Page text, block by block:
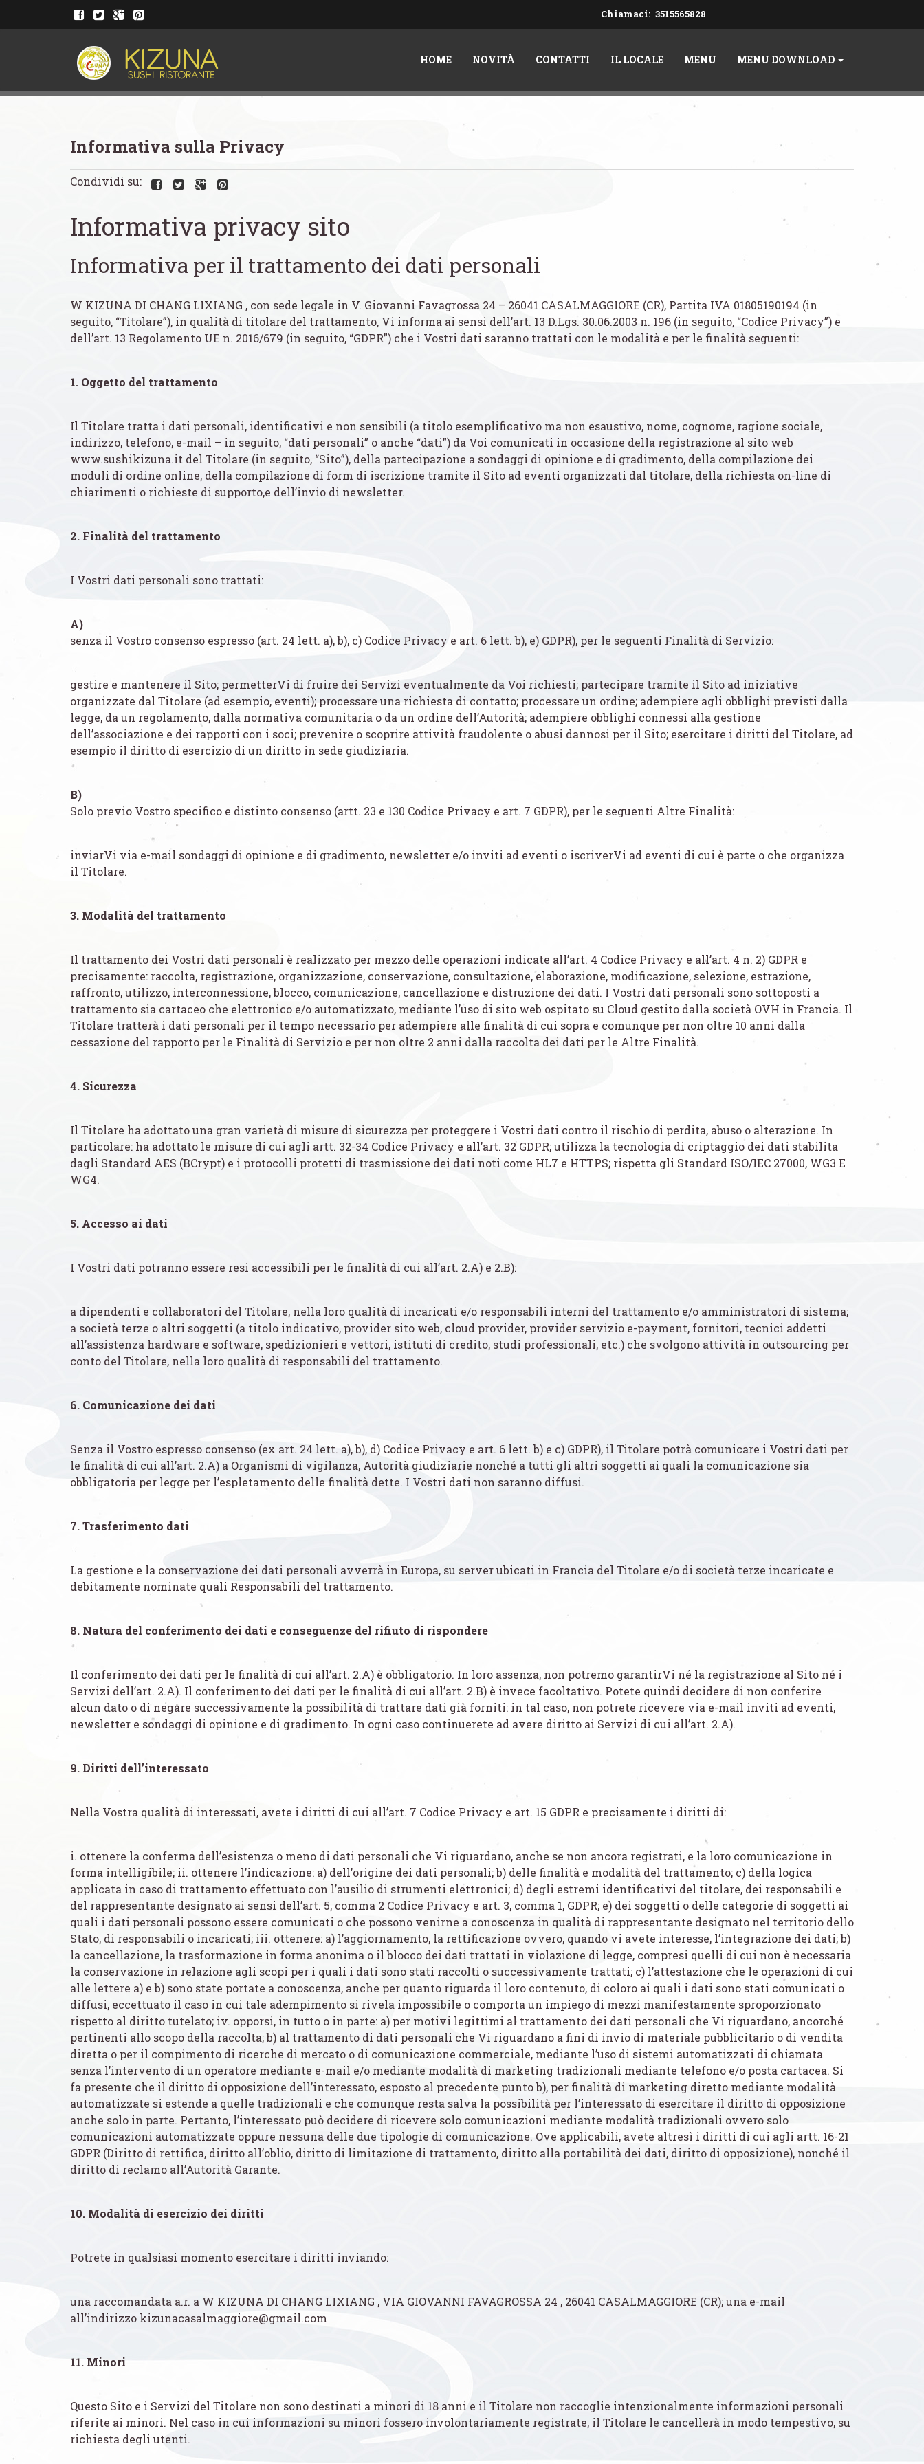
Chiamaci: 3515565828
HOME NOVITÀ CONTATTI IL LOCALE MENU MENU DOWNLOAD
Informativa sulla Privacy
Condividi su:
Informativa privacy sito
Informativa per il trattamento dei dati personali
W KIZUNA DI CHANG LIXIANG , con sede legale in V. Giovanni Favagrossa 24 – 26041 CASALMAGGIORE (CR), Partita IVA 01805190194 (in
seguito, “Titolare”), in qualità di titolare del trattamento, Vi informa ai sensi dell’art. 13 D.Lgs. 30.06.2003 n. 196 (in seguito, “Codice Privacy”) e
dell’art. 13 Regolamento UE n. 2016/679 (in seguito, “GDPR”) che i Vostri dati saranno trattati con le modalità e per le finalità seguenti:
1. Oggetto del trattamento
Il Titolare tratta i dati personali, identificativi e non sensibili (a titolo esemplificativo ma non esaustivo, nome, cognome, ragione sociale,
indirizzo, telefono, e-mail – in seguito, “dati personali” o anche “dati”) da Voi comunicati in occasione della registrazione al sito web
www.sushikizuna.it del Titolare (in seguito, “Sito”), della partecipazione a sondaggi di opinione e di gradimento, della compilazione dei
moduli di ordine online, della compilazione di form di iscrizione tramite il Sito ad eventi organizzati dal titolare, della richiesta on-line di
chiarimenti o richieste di supporto,e dell’invio di newsletter.
2. Finalità del trattamento
I Vostri dati personali sono trattati:
A)
senza il Vostro consenso espresso (art. 24 lett. a), b), c) Codice Privacy e art. 6 lett. b), e) GDPR), per le seguenti Finalità di Servizio:
gestire e mantenere il Sito; permetterVi di fruire dei Servizi eventualmente da Voi richiesti; partecipare tramite il Sito ad iniziative
organizzate dal Titolare (ad esempio, eventi); processare una richiesta di contatto; processare un ordine; adempiere agli obblighi previsti dalla
legge, da un regolamento, dalla normativa comunitaria o da un ordine dell’Autorità; adempiere obblighi connessi alla gestione
dell’associazione e dei rapporti con i soci; prevenire o scoprire attività fraudolente o abusi dannosi per il Sito; esercitare i diritti del Titolare, ad
esempio il diritto di esercizio di un diritto in sede giudiziaria.
B)
Solo previo Vostro specifico e distinto consenso (artt. 23 e 130 Codice Privacy e art. 7 GDPR), per le seguenti Altre Finalità:
inviarVi via e-mail sondaggi di opinione e di gradimento, newsletter e/o inviti ad eventi o iscriverVi ad eventi di cui è parte o che organizza
il Titolare.
3. Modalità del trattamento
Il trattamento dei Vostri dati personali è realizzato per mezzo delle operazioni indicate all’art. 4 Codice Privacy e all’art. 4 n. 2) GDPR e
precisamente: raccolta, registrazione, organizzazione, conservazione, consultazione, elaborazione, modificazione, selezione, estrazione,
raffronto, utilizzo, interconnessione, blocco, comunicazione, cancellazione e distruzione dei dati. I Vostri dati personali sono sottoposti a
trattamento sia cartaceo che elettronico e/o automatizzato, mediante l’uso di sito web ospitato su Cloud gestito dalla società OVH in Francia. Il
Titolare tratterà i dati personali per il tempo necessario per adempiere alle finalità di cui sopra e comunque per non oltre 10 anni dalla
cessazione del rapporto per le Finalità di Servizio e per non oltre 2 anni dalla raccolta dei dati per le Altre Finalità.
4. Sicurezza
Il Titolare ha adottato una gran varietà di misure di sicurezza per proteggere i Vostri dati contro il rischio di perdita, abuso o alterazione. In
particolare: ha adottato le misure di cui agli artt. 32-34 Codice Privacy e all’art. 32 GDPR; utilizza la tecnologia di criptaggio dei dati stabilita
dagli Standard AES (BCrypt) e i protocolli protetti di trasmissione dei dati noti come HL7 e HTTPS; rispetta gli Standard ISO/IEC 27000, WG3 E
WG4.
5. Accesso ai dati
I Vostri dati potranno essere resi accessibili per le finalità di cui all’art. 2.A) e 2.B):
a dipendenti e collaboratori del Titolare, nella loro qualità di incaricati e/o responsabili interni del trattamento e/o amministratori di sistema;
a società terze o altri soggetti (a titolo indicativo, provider sito web, cloud provider, provider servizio e-payment, fornitori, tecnici addetti
all’assistenza hardware e software, spedizionieri e vettori, istituti di credito, studi professionali, etc.) che svolgono attività in outsourcing per
conto del Titolare, nella loro qualità di responsabili del trattamento.
6. Comunicazione dei dati
Senza il Vostro espresso consenso (ex art. 24 lett. a), b), d) Codice Privacy e art. 6 lett. b) e c) GDPR), il Titolare potrà comunicare i Vostri dati per
le finalità di cui all’art. 2.A) a Organismi di vigilanza, Autorità giudiziarie nonché a tutti gli altri soggetti ai quali la comunicazione sia
obbligatoria per legge per l’espletamento delle finalità dette. I Vostri dati non saranno diffusi.
7. Trasferimento dati
La gestione e la conservazione dei dati personali avverrà in Europa, su server ubicati in Francia del Titolare e/o di società terze incaricate e
debitamente nominate quali Responsabili del trattamento.
8. Natura del conferimento dei dati e conseguenze del rifiuto di rispondere
Il conferimento dei dati per le finalità di cui all’art. 2.A) è obbligatorio. In loro assenza, non potremo garantirVi né la registrazione al Sito né i
Servizi dell’art. 2.A). Il conferimento dei dati per le finalità di cui all’art. 2.B) è invece facoltativo. Potete quindi decidere di non conferire
alcun dato o di negare successivamente la possibilità di trattare dati già forniti: in tal caso, non potrete ricevere via e-mail inviti ad eventi,
newsletter e sondaggi di opinione e di gradimento. In ogni caso continuerete ad avere diritto ai Servizi di cui all’art. 2.A).
9. Diritti dell’interessato
Nella Vostra qualità di interessati, avete i diritti di cui all’art. 7 Codice Privacy e art. 15 GDPR e precisamente i diritti di:
i. ottenere la conferma dell’esistenza o meno di dati personali che Vi riguardano, anche se non ancora registrati, e la loro comunicazione in
forma intelligibile; ii. ottenere l’indicazione: a) dell’origine dei dati personali; b) delle finalità e modalità del trattamento; c) della logica
applicata in caso di trattamento effettuato con l’ausilio di strumenti elettronici; d) degli estremi identificativi del titolare, dei responsabili e
del rappresentante designato ai sensi dell’art. 5, comma 2 Codice Privacy e art. 3, comma 1, GDPR; e) dei soggetti o delle categorie di soggetti ai
quali i dati personali possono essere comunicati o che possono venirne a conoscenza in qualità di rappresentante designato nel territorio dello
Stato, di responsabili o incaricati; iii. ottenere: a) l’aggiornamento, la rettificazione ovvero, quando vi avete interesse, l’integrazione dei dati; b)
la cancellazione, la trasformazione in forma anonima o il blocco dei dati trattati in violazione di legge, compresi quelli di cui non è necessaria
la conservazione in relazione agli scopi per i quali i dati sono stati raccolti o successivamente trattati; c) l’attestazione che le operazioni di cui
alle lettere a) e b) sono state portate a conoscenza, anche per quanto riguarda il loro contenuto, di coloro ai quali i dati sono stati comunicati o
diffusi, eccettuato il caso in cui tale adempimento si rivela impossibile o comporta un impiego di mezzi manifestamente sproporzionato
rispetto al diritto tutelato; iv. opporsi, in tutto o in parte: a) per motivi legittimi al trattamento dei dati personali che Vi riguardano, ancorché
pertinenti allo scopo della raccolta; b) al trattamento di dati personali che Vi riguardano a fini di invio di materiale pubblicitario o di vendita
diretta o per il compimento di ricerche di mercato o di comunicazione commerciale, mediante l’uso di sistemi automatizzati di chiamata
senza l’intervento di un operatore mediante e-mail e/o mediante modalità di marketing tradizionali mediante telefono e/o posta cartacea. Si
fa presente che il diritto di opposizione dell’interessato, esposto al precedente punto b), per finalità di marketing diretto mediante modalità
automatizzate si estende a quelle tradizionali e che comunque resta salva la possibilità per l’interessato di esercitare il diritto di opposizione
anche solo in parte. Pertanto, l’interessato può decidere di ricevere solo comunicazioni mediante modalità tradizionali ovvero solo
comunicazioni automatizzate oppure nessuna delle due tipologie di comunicazione. Ove applicabili, avete altresì i diritti di cui agli artt. 16-21
GDPR (Diritto di rettifica, diritto all’oblio, diritto di limitazione di trattamento, diritto alla portabilità dei dati, diritto di opposizione), nonché il
diritto di reclamo all’Autorità Garante.
10. Modalità di esercizio dei diritti
Potrete in qualsiasi momento esercitare i diritti inviando:
una raccomandata a.r. a W KIZUNA DI CHANG LIXIANG , VIA GIOVANNI FAVAGROSSA 24 , 26041 CASALMAGGIORE (CR); una e-mail
all’indirizzo kizunacasalmaggiore@gmail.com
11. Minori
Questo Sito e i Servizi del Titolare non sono destinati a minori di 18 anni e il Titolare non raccoglie intenzionalmente informazioni personali
riferite ai minori. Nel caso in cui informazioni su minori fossero involontariamente registrate, il Titolare le cancellerà in modo tempestivo, su
richiesta degli utenti.